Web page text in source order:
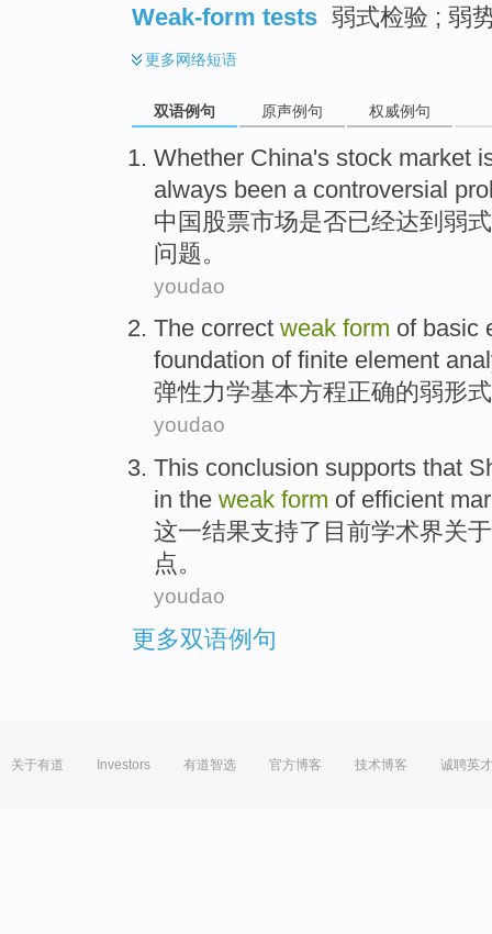
Weak-form tests 弱式检验 ; 弱
更多网络短语
双语例句 原声例句 权威例句
Whether China's stock market
always been a controversial
中国 股票市场是否已经达到弱式
问题。
youdao
The correct weak form of basic
foundation of finite element
弹性力学基本方程正确的弱形式
youdao
This conclusion supports that
in the weak form of efficient
这一结果支持了目前学术界关于
点。
youdao
更多双语例句
关于有道 Investors 有道智选 官方博客 技术博客 诚聘英才